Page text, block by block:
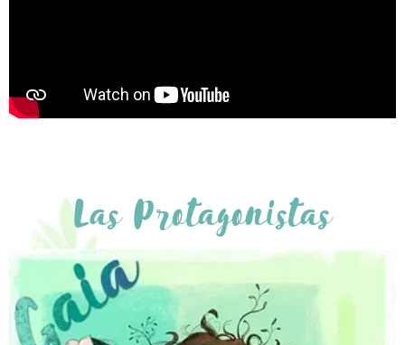
Las Protagonistas